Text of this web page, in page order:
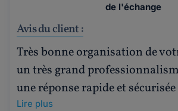
de l'échange
Avis du client :
Très bonne organisation de
un très grand
une réponse rapide et sécurisée
Lire plus